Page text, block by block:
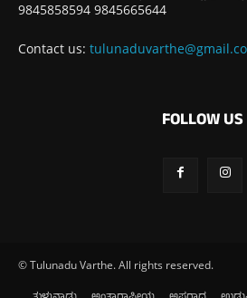
9845858594 9845665644
Contact us:
FOLLOW US
© Tulunadu Varthe. All rights reserved.